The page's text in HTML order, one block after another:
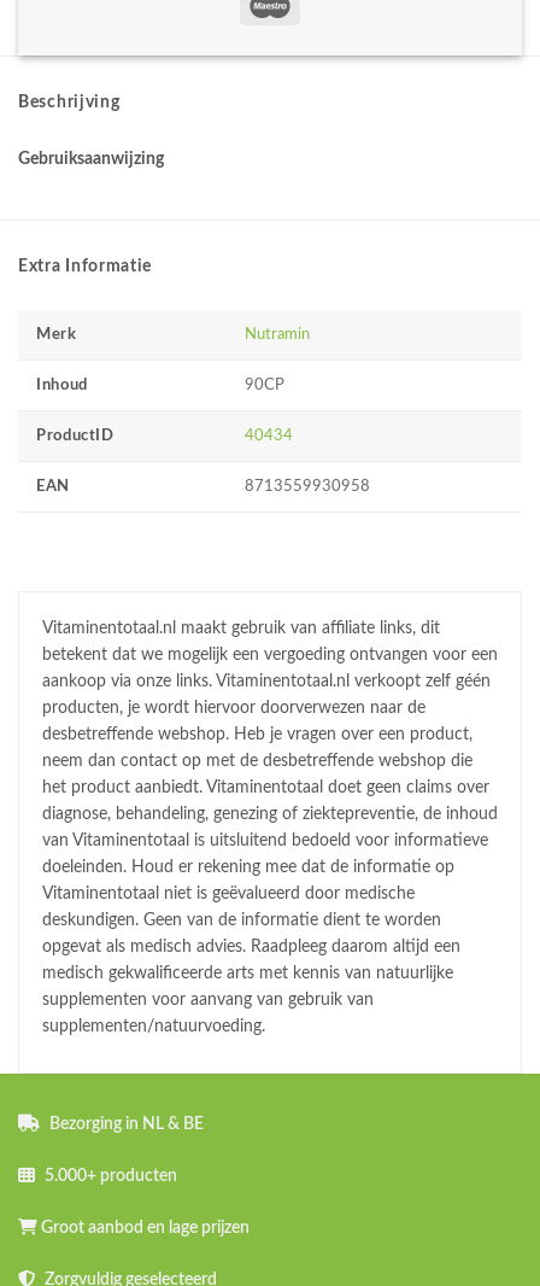
Beschrijving
Gebruiksaanwijzing
Extra Informatie
Merk Nutramin
Inhoud 90CP
ProductID 40434
EAN 8713559930958
Vitaminentotaal.nl maakt gebruik van affiliate links, dit
betekent dat we mogelijk een vergoeding ontvangen voor een
aankoop via onze links. Vitaminentotaal.nl verkoopt zelf géén
producten, je wordt hiervoor doorverwezen naar de
desbetreffende webshop. Heb je vragen over een product,
neem dan contact op met de desbetreffende webshop die
het product aanbiedt. Vitaminentotaal doet geen claims over
diagnose, behandeling, genezing of ziektepreventie, de inhoud
van Vitaminentotaal is uitsluitend bedoeld voor informatieve
doeleinden. Houd er rekening mee dat de informatie op
Vitaminentotaal niet is geëvalueerd door medische
deskundigen. Geen van de informatie dient te worden
opgevat als medisch advies. Raadpleeg daarom altijd een
medisch gekwalificeerde arts met kennis van natuurlijke
supplementen voor aanvang van gebruik van
supplementen/natuurvoeding.
Bezorging in NL & BE
5.000+ producten
Groot aanbod en lage prijzen
Zorgvuldig geselecteerd